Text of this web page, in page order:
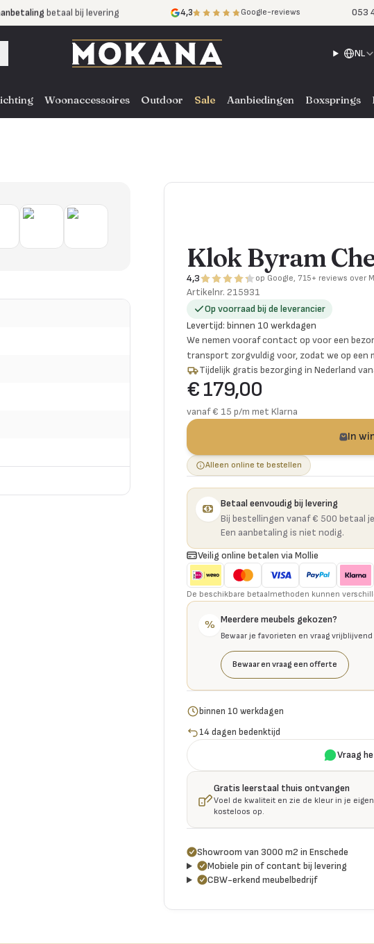
betaal bij levering
door heel NL, BE en DE
4,3 Google-reviews 053
NL
Woonaccessoires Outdoor Sale Aanbiedingen Boxsprings
Klok Byram
4,3 op Google, 715+ reviews over
Artikelnr. 215931
Op voorraad bij de leverancier
Levertijd: binnen 10 werkdagen
We nemen vooraf contact op voor een
transport zorgvuldig voor, zodat we op
Tijdelijk gratis bezorging in Nederland
€ 179,00
vanaf € 15 p/m met Klarna
In
Alleen online te bestellen
Betaal eenvoudig bij levering
Bij bestellingen vanaf € 500 betaal
Een aanbetaling is niet nodig.
Veilig online betalen via Mollie
De beschikbare betaalmethoden kunnen
% Meerdere meubels gekozen?
Bewaar je favorieten en vraag
Bewaar en vraag een offerte
binnen 10 werkdagen
14 dagen bedenktijd
Vraag
Gratis leerstaal thuis ontvangen
Voel de kwaliteit en zie de kleur in je
kosteloos op.
Showroom van 3000 m2 in Enschede
Mobiele pin of contant bij levering
CBW-erkend meubelbedrijf